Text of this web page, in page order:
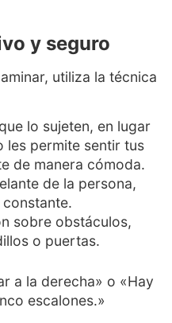
y seguro
utiliza la técnica
lo sujeten, en lugar
les permite sentir tus
de manera cómoda.
de la persona,
sobre obstáculos,
o puertas.
a la derecha» o «Hay
escalones.»